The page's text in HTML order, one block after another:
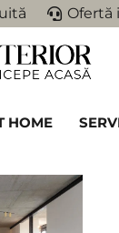
Ofertă
HOME